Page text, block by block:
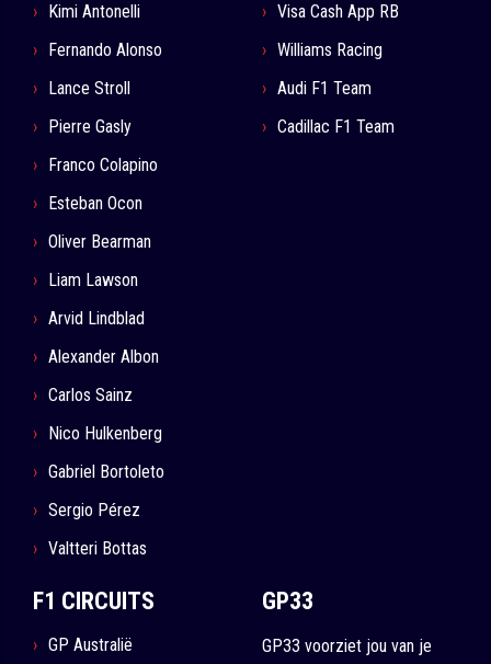
Kimi Antonelli
Fernando Alonso
Lance Stroll
Pierre Gasly
Franco Colapino
Esteban Ocon
Oliver Bearman
Liam Lawson
Arvid Lindblad
Alexander Albon
Carlos Sainz
Nico Hulkenberg
Gabriel Bortoleto
Sergio Pérez
Valtteri Bottas
Visa Cash App RB
Williams Racing
Audi F1 Team
Cadillac F1 Team
F1 CIRCUITS
GP Australië
GP33
GP33 voorziet jou van je